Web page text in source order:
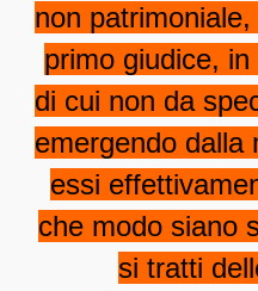
non
primo giudice, in
di cui non da
emergendo dalla
essi
che modo siano
si tratti